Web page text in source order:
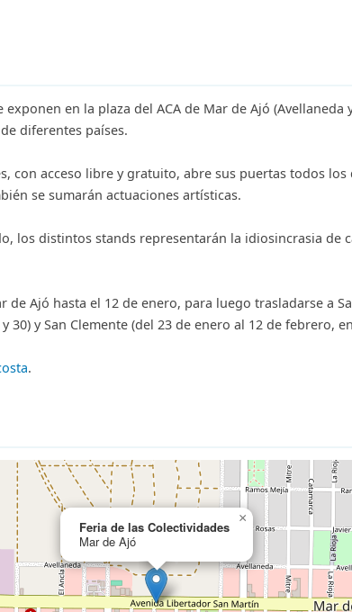
en la plaza del ACA de Mar de Ajó (Avellaneda
diferentes países.
con acceso libre y gratuito, abre sus puertas todos
se sumarán actuaciones artísticas.
los distintos stands representarán la idiosincrasia de
de Ajó hasta el 12 de enero, para luego trasladarse a
30) y San Clemente (del 23 de enero al 12 de febrero,
.
Feria de las Colectividades
Mar de Ajó
×